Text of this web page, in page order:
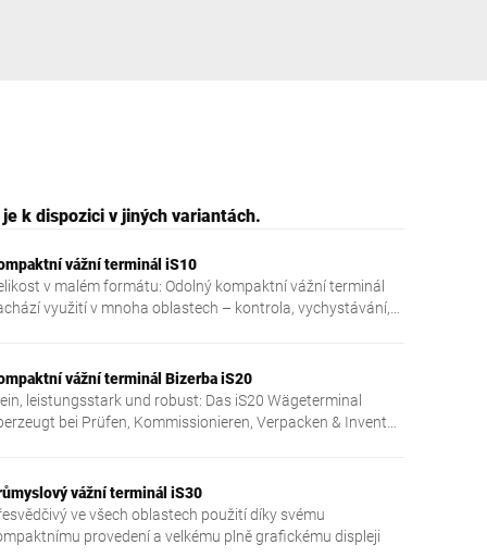
k dispozici v jiných variantách.
vážní terminál iS10
v malém formátu: Odolný kompaktní vážní terminál
využití v mnoha oblastech – kontrola, vychystávání,
vážní terminál Bizerba iS20
leistungsstark und robust: Das iS20 Wägeterminal
bei Prüfen, Kommissionieren, Verpacken & Inventur.
vážní terminál iS30
ve všech oblastech použití díky svému
provedení a velkému plně grafickému displeji